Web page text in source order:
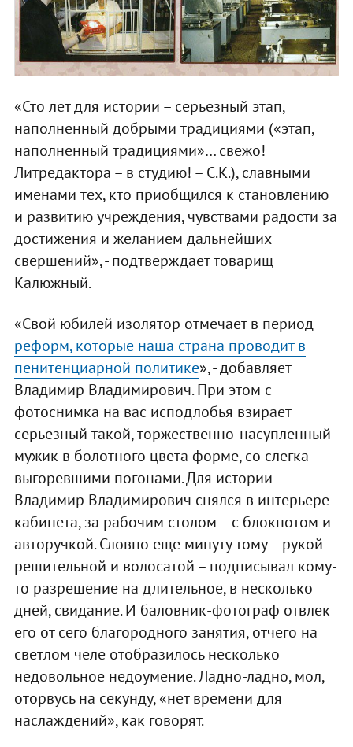
«Сто лет для истории – серьезный этап,
наполненный добрыми традициями («этап,
наполненный традициями»… свежо!
Литредактора – в студию! – С.К.), славными
именами тех, кто приобщился к становлению
и развитию учреждения, чувствами радости за
достижения и желанием дальнейших
свершений», - подтверждает товарищ
Калюжный.
«Свой юбилей изолятор отмечает в период
реформ, которые наша страна проводит в
пенитенциарной политике», - добавляет
Владимир Владимирович. При этом с
фотоснимка на вас исподлобья взирает
серьезный такой, торжественно-насупленный
мужик в болотного цвета форме, со слегка
выгоревшими погонами. Для истории
Владимир Владимирович снялся в интерьере
кабинета, за рабочим столом – с блокнотом и
авторучкой. Словно еще минуту тому – рукой
решительной и волосатой – подписывал кому-
то разрешение на длительное, в несколько
дней, свидание. И баловник-фотограф отвлек
его от сего благородного занятия, отчего на
светлом челе отобразилось несколько
недовольное недоумение. Ладно-ладно, мол,
оторвусь на секунду, «нет времени для
наслаждений», как говорят.